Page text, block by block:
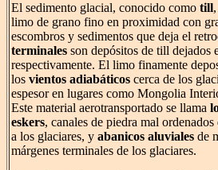
El sedimento glacial, conocido como till
limo de grano fino en proximidad con
escombros y sedimentos que deja el
terminales son depósitos de till dejados
respectivamente. El limo finamente
los vientos adiabáticos cerca de los
espesor en lugares como Mongolia
Este material aerotransportado se llama
eskers, canales de piedra mal
a los glaciares, y abanicos aluviales de
márgenes terminales de los glaciares.